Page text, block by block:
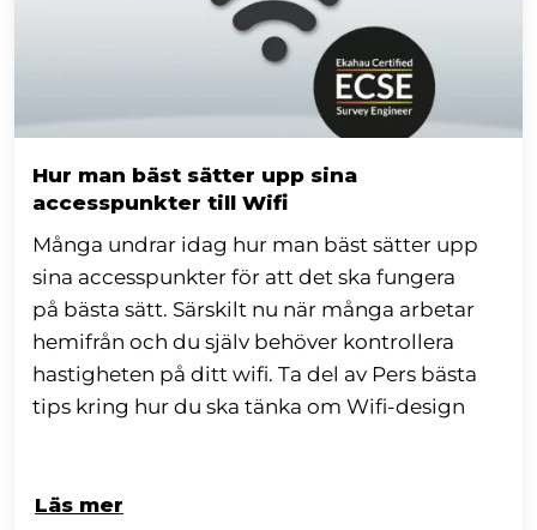
Hur man bäst sätter upp sina
accesspunkter till Wifi
Många undrar idag hur man bäst sätter upp
sina accesspunkter för att det ska fungera
på bästa sätt. Särskilt nu när många arbetar
hemifrån och du själv behöver kontrollera
hastigheten på ditt wifi. Ta del av Pers bästa
tips kring hur du ska tänka om Wifi-design
Läs mer